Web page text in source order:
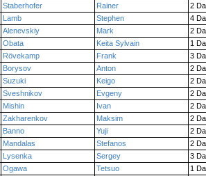
Staberhofer Rainer 2
Lamb Stephen 4
Alenevskiy Mark 2
Obata Keita Sylvain 1
Rövekamp Frank 3
Borysov Anton 2
Suzuki Keigo 2
Sveshnikov Evgeny 2
Mishin Ivan 2
Zakharenkov Maksim 2
Banno Yuji 2
Mandalas Stefanos 2
Lysenka Sergey 3
Ogawa Tetsuo 1